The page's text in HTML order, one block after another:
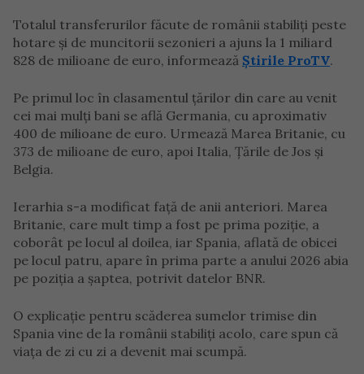
Totalul transferurilor făcute de românii stabiliți peste
hotare și de muncitorii sezonieri a ajuns la 1 miliard
828 de milioane de euro, informează Știrile ProTV.
Pe primul loc în clasamentul țărilor din care au venit
cei mai mulți bani se află Germania, cu aproximativ
400 de milioane de euro. Urmează Marea Britanie, cu
373 de milioane de euro, apoi Italia, Țările de Jos și
Belgia.
Ierarhia s-a modificat față de anii anteriori. Marea
Britanie, care mult timp a fost pe prima poziție, a
coborât pe locul al doilea, iar Spania, aflată de obicei
pe locul patru, apare în prima parte a anului 2026 abia
pe poziția a șaptea, potrivit datelor BNR.
O explicație pentru scăderea sumelor trimise din
Spania vine de la românii stabiliți acolo, care spun că
viața de zi cu zi a devenit mai scumpă.